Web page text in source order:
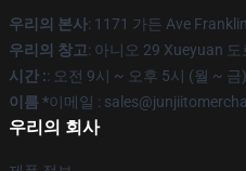
우리의 본사: 1171 가든 Ave
우리의 창고: 아니오 29 Xueyuan
시간 :: 오전 9시 ~ 오후 5시 (월 ~ 금)
이름 *이메일 :
우리의 회사